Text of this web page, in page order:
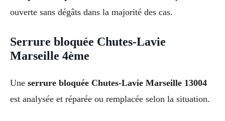
ouverte sans dégâts dans la majorité des cas.
Serrure bloquée Chutes-Lavie
Marseille 4ème
Une serrure bloquée Chutes-Lavie Marseille 13004
est analysée et réparée ou remplacée selon la situation.